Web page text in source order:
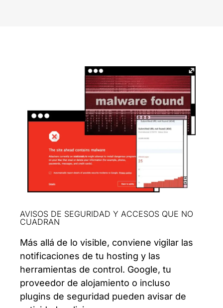
AVISOS DE SEGURIDAD Y ACCESOS QUE NO
CUADRAN
Más allá de lo visible, conviene vigilar las
notificaciones de tu hosting y las
herramientas de control. Google, tu
proveedor de alojamiento o incluso
plugins de seguridad pueden avisar de